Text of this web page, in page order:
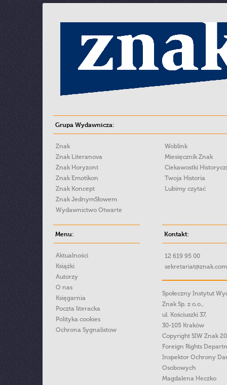
Grupa Wydawnicza:
Znak
Znak Literanova
Znak Horyzont
Znak Emotikon
Znak Koncept
Znak JednymSłowem
Wydawnictwo Otwarte
Woblink
Miesięcznik Znak
Ciekawostki
Twoja Historia
Lubimy czytać
Menu:
Aktualności
Książki
Autorzy
O nas
Księgarnia
Poczta literacka
Polityka cookies
Ochrona Sygnalistow
Kontakt:
12 619 95 00
Społeczny Instytut
Znak Sp. z o.o.,
ul. Kościuszki 37,
30-105 Kraków
Copyright SIW Znak
Foreign Rights
Inspektor Ochrony
Osobowych
Magdalena Heczko